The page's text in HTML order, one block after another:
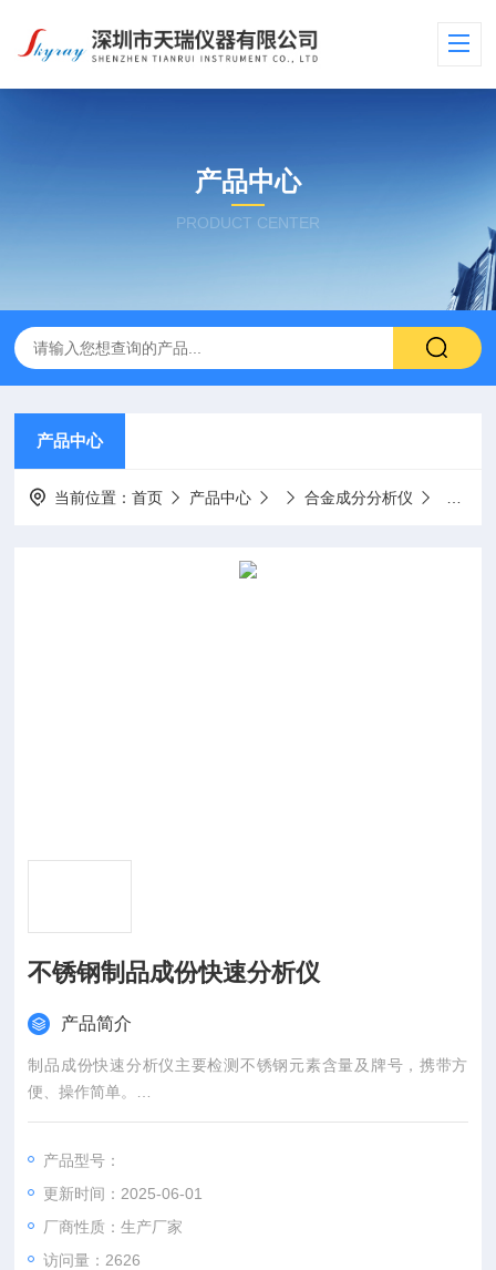
产品中心
PRODUCT CENTER
产品中心
当前位置：首页 产品中心 合金成分分析仪
不锈钢制品成份快速分析仪
产品简介
制品成份快速分析仪主要检测不锈钢元素含量及牌号，携带方
便、操作简单。
不锈钢壶等，由于近几年出现的不锈钢重金属（铅、铬、镍、
镉、砷等）超标事件，越来越多的企业也意识到这一点，怎么才
能快速分析不锈钢的元素含量及牌号呢，目前市面上良好、快速
的方法是使用不锈钢制品成份快速分析仪，很多材料厂家及贸易
产品型号：
更新时间：2025-06-01
厂商性质：生产厂家
访问量：2626